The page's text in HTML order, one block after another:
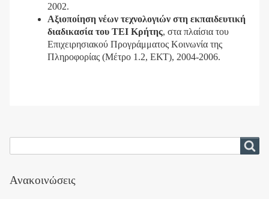
2002.
Αξιοποίηση νέων τεχνολογιών στη εκπαιδευτική
διαδικασία του ΤΕΙ Κρήτης, στα πλαίσια του
Επιχειρησιακού Προγράμματος Κοινωνία της
Πληροφορίας (Μέτρο 1.2, ΕΚΤ), 2004-2006.
Ανακοινώσεις